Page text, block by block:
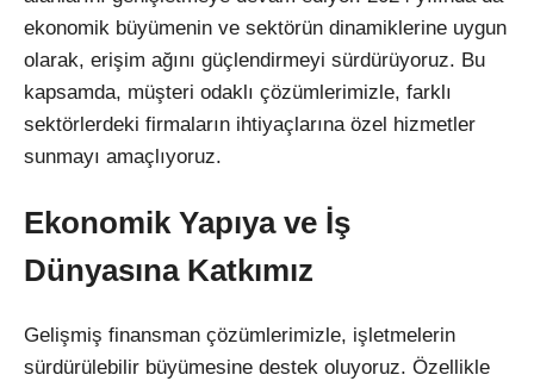
Youtube
ekonomik büyümenin ve sektörün dinamiklerine uygun
olarak, erişim ağını güçlendirmeyi sürdürüyoruz. Bu
kapsamda, müşteri odaklı çözümlerimizle, farklı
sektörlerdeki firmaların ihtiyaçlarına özel hizmetler
sunmayı amaçlıyoruz.
Ekonomik Yapıya ve İş
Dünyasına Katkımız
Gelişmiş finansman çözümlerimizle, işletmelerin
sürdürülebilir büyümesine destek oluyoruz. Özellikle